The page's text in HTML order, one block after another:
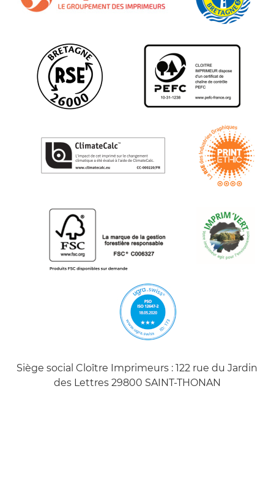
Siège social Cloître Imprimeurs : 122 rue du Jardin
des Lettres 29800 SAINT-THONAN